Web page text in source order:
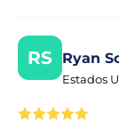
RS Ryan
Estados